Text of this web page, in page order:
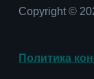
Copyright ©
Политика